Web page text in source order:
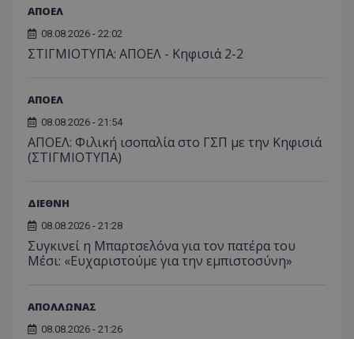
ΑΠΟΕΛ
08.08.2026 - 22:02
ΣΤΙΓΜΙΟΤΥΠΑ: ΑΠΟΕΛ - Κηφισιά 2-2
ΑΠΟΕΛ
08.08.2026 - 21:54
ΑΠΟΕΛ: Φιλική ισοπαλία στο ΓΣΠ με την Κηφισιά
(ΣΤΙΓΜΙΟΤΥΠΑ)
ΔΙΕΘΝΗ
08.08.2026 - 21:28
Συγκινεί η Μπαρτσελόνα για τον πατέρα του
Μέσι: «Ευχαριστούμε για την εμπιστοσύνη»
ΑΠΟΛΛΩΝΑΣ
08.08.2026 - 21:26